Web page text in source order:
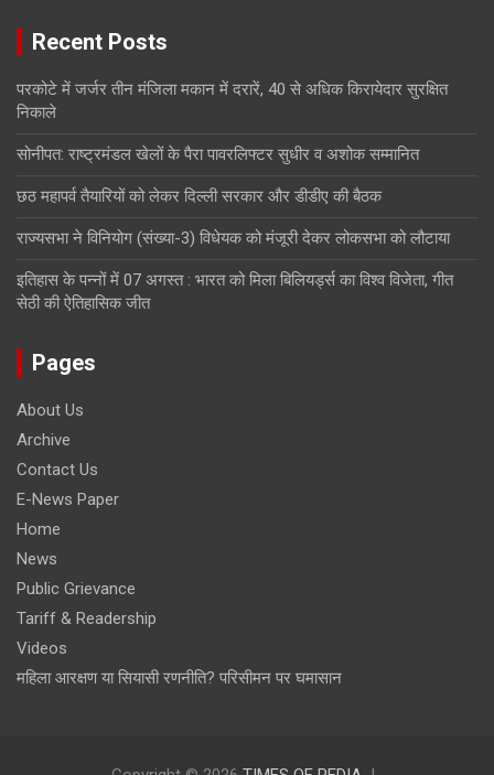
Recent Posts
परकोटे में जर्जर तीन मंजिला मकान में दरारें, 40 से अधिक किरायेदार सुरक्षित
निकाले
सोनीपत: राष्ट्रमंडल खेलों के पैरा पावरलिफ्टर सुधीर व अशोक सम्मानित
छठ महापर्व तैयारियों को लेकर दिल्ली सरकार और डीडीए की बैठक
राज्यसभा ने विनियोग (संख्या-3) विधेयक को मंजूरी देकर लोकसभा को लौटाया
इतिहास के पन्नों में 07 अगस्त : भारत को मिला बिलियर्ड्स का विश्व विजेता, गीत
सेठी की ऐतिहासिक जीत
Pages
About Us
Archive
Contact Us
E-News Paper
Home
News
Public Grievance
Tariff & Readership
Videos
महिला आरक्षण या सियासी रणनीति? परिसीमन पर घमासान